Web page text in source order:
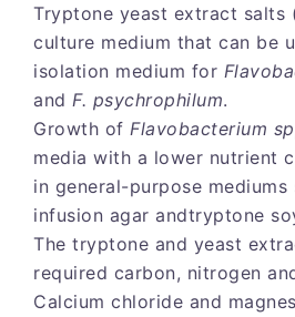
Tryptone yeast extract salts
culture medium that can be
isolation medium for
and F. psychrophilum.
Growth of Flavobacterium
media with a lower nutrient
in general-purpose
infusion agar andtryptone
The tryptone and yeast
required carbon, nitrogen
Calcium chloride and